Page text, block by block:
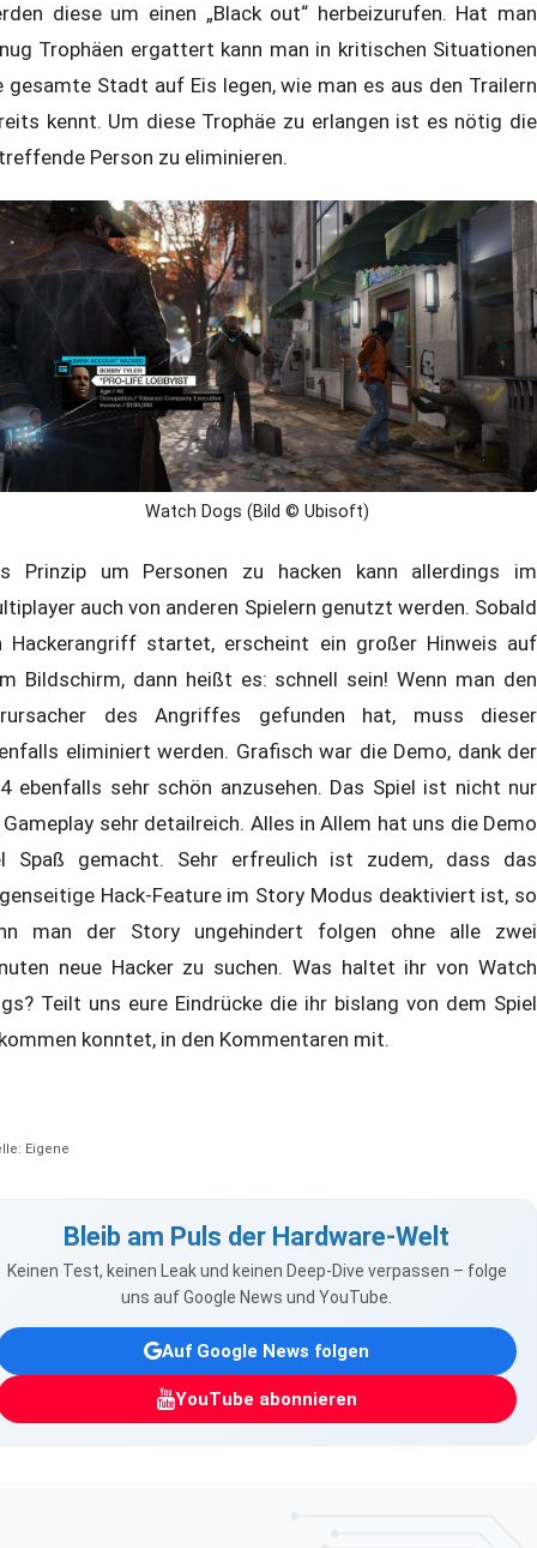
diese um einen „Black out“ herbeizurufen. Hat man
Trophäen ergattert kann man in kritischen Situationen
gesamte Stadt auf Eis legen, wie man es aus den Trailern
kennt. Um diese Trophäe zu erlangen ist es nötig die
Person zu eliminieren.
Watch Dogs (Bild © Ubisoft)
Prinzip um Personen zu hacken kann allerdings im
auch von anderen Spielern genutzt werden. Sobald
Hackerangriff startet, erscheint ein großer Hinweis auf
Bildschirm, dann heißt es: schnell sein! Wenn man den
des Angriffes gefunden hat, muss dieser
eliminiert werden. Grafisch war die Demo, dank der
ebenfalls sehr schön anzusehen. Das Spiel ist nicht nur
sehr detailreich. Alles in Allem hat uns die Demo
Spaß gemacht. Sehr erfreulich ist zudem, dass das
Hack-Feature im Story Modus deaktiviert ist, so
man der Story ungehindert folgen ohne alle zwei
neue Hacker zu suchen. Was haltet ihr von Watch
Teilt uns eure Eindrücke die ihr bislang von dem Spiel
konntet, in den Kommentaren mit.
Eigene
Bleib am Puls der Hardware-Welt
Keinen Test, keinen Leak und keinen Deep-Dive verpassen – folge
uns auf Google News und YouTube.
Auf Google News folgen
YouTube abonnieren